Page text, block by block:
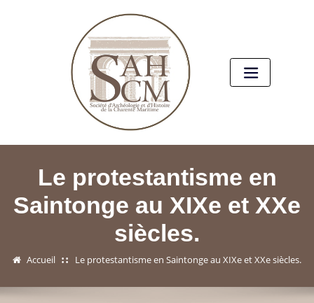
Le protestantisme en
Saintonge au XIXe et XXe
siècles.
Accueil Le protestantisme en Saintonge au XIXe et XXe siècles.